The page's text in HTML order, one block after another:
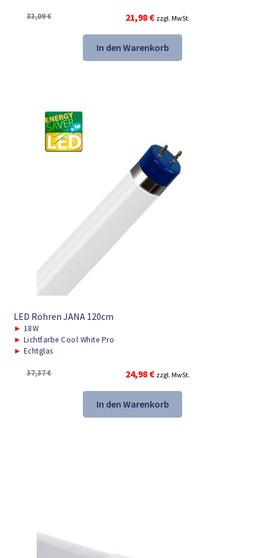
33,09€
Ursprünglicher
Preis
war:
33,09 €
21,98 €Aktueller
Preis
ist:
21,98 €.
zzgl. MwSt.
In den Warenkorb
LED Röhren JANA 120cm
► 18W
► Lichtfarbe Cool White Pro
► Echtglas
37,37€
Ursprünglicher
Preis
war:
37,37 €
24,98 €Aktueller
Preis
ist:
24,98 €.
zzgl. MwSt.
In den Warenkorb